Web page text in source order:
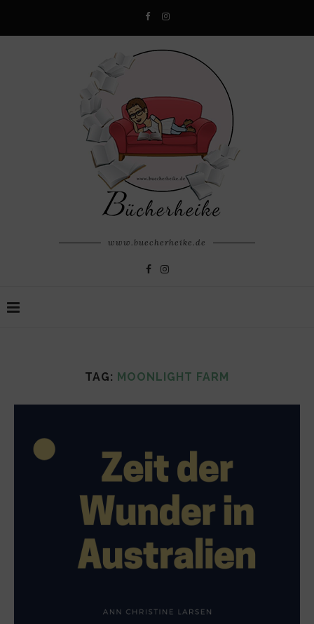
www.buecherheike.de
TAG: MOONLIGHT FARM